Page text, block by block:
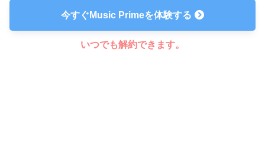
今すぐMusic Primeを体験する
いつでも解約できます。